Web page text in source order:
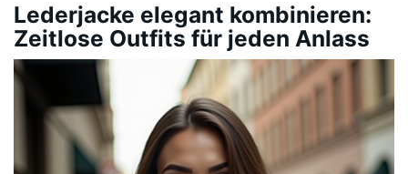
Lederjacke elegant kombinieren:
Zeitlose Outfits für jeden Anlass